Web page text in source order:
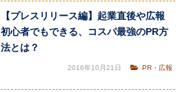
【プレスリリース編】起業直後や広報
初心者でもできる、コスパ最強のPR方
法とは？
2016年10月21日 PR・広報